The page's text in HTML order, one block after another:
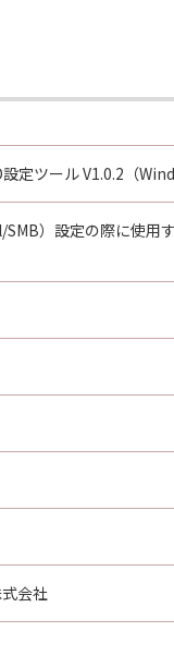
定ツール V1.0.2（
）設定の際に使用
会社